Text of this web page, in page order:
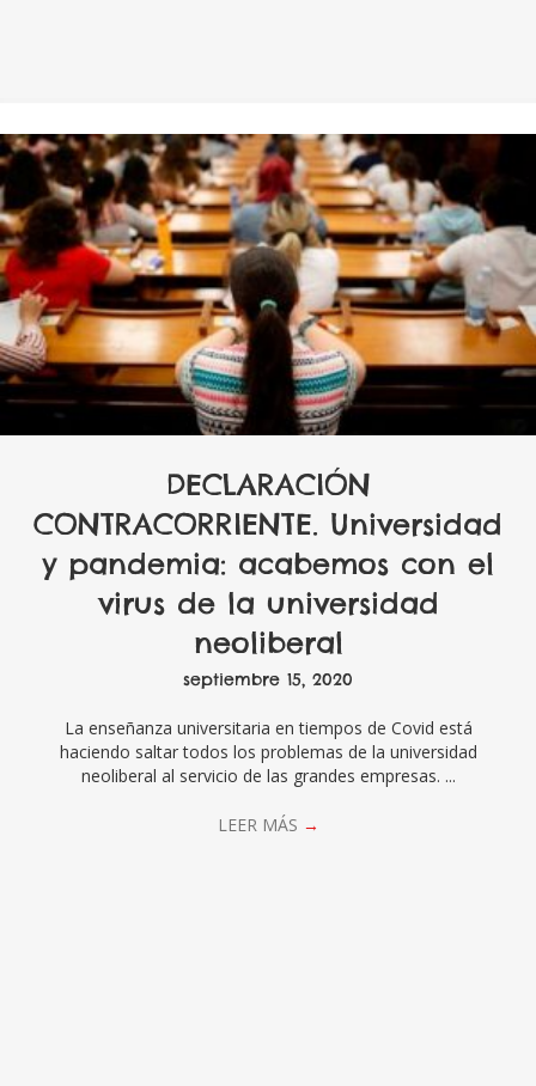
DECLARACIÓN
CONTRACORRIENTE. Universidad
y pandemia: acabemos con el
virus de la universidad
neoliberal
septiembre 15, 2020
La enseñanza universitaria en tiempos de Covid está
haciendo saltar todos los problemas de la universidad
neoliberal al servicio de las grandes empresas. ...
LEER MÁS →